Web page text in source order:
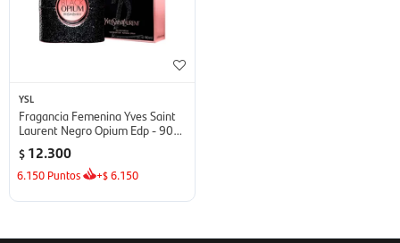
YSL
Fragancia Femenina Yves Saint
Laurent Negro Opium Edp - 90
$ 12.300
6.150 Puntos +$6.150